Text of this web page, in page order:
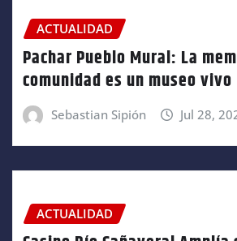
ACTUALIDAD
Pachar Pueblo Mural: La
comunidad es un museo vivo
Sebastian Sipión Jul 28,
ACTUALIDAD